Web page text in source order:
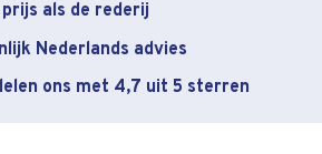
als de rederij
Nederlands advies
ons met 4,7 uit 5 sterren